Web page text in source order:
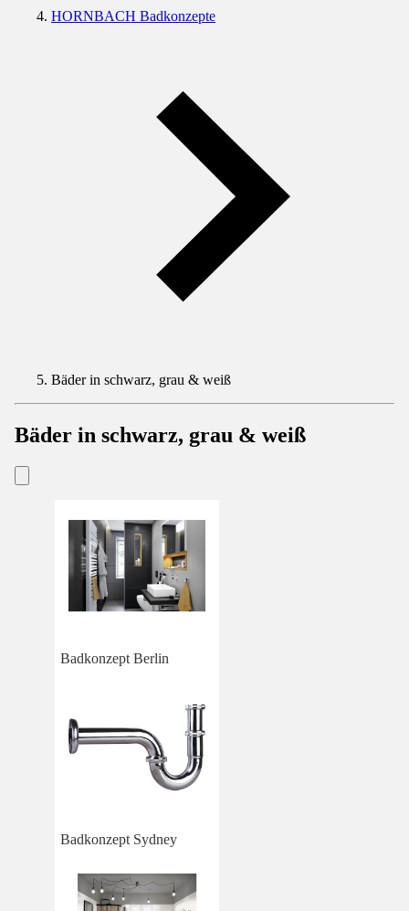
HORNBACH Badkonzepte
Bäder in schwarz, grau & weiß
Bäder in schwarz, grau & weiß
Badkonzept Berlin
Badkonzept Sydney